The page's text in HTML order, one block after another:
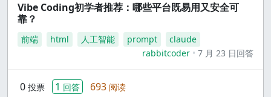
Vibe Coding初学者推荐：哪些平台既易用又安全可
靠？
前端 html 人工智能 prompt
claude
rabbitcoder
7 月 23 日回答
0 投票 1 回答 693 阅读